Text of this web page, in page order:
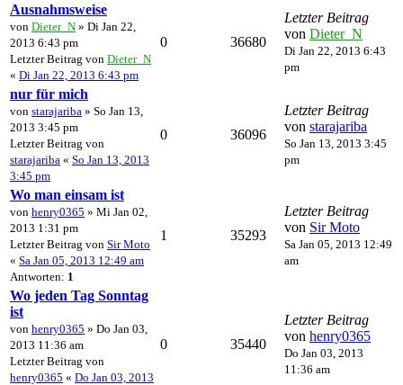
Ausnahmsweise
von Dieter_N » Di Jan 22,
2013 6:43 pm
Letzter Beitrag von Dieter_N
« Di Jan 22, 2013 6:43 pm
0 36680
Letzter Beitrag
von Dieter_N
Di Jan 22, 2013 6:43
pm
nur für mich
von starajariba » So Jan 13,
2013 3:45 pm
Letzter Beitrag von
starajariba « So Jan 13, 2013
3:45 pm
0 36096
Letzter Beitrag
von starajariba
So Jan 13, 2013 3:45
pm
Wo man einsam ist
von henry0365 » Mi Jan 02,
2013 1:31 pm
Letzter Beitrag von Sir Moto
« Sa Jan 05, 2013 12:49 am
Antworten: 1
1 35293
Letzter Beitrag
von Sir Moto
Sa Jan 05, 2013 12:49
am
Wo jeden Tag Sonntag
ist
von henry0365 » Do Jan 03,
2013 11:36 am
Letzter Beitrag von
henry0365 « Do Jan 03, 2013
0 35440
Letzter Beitrag
von henry0365
Do Jan 03, 2013
11:36 am